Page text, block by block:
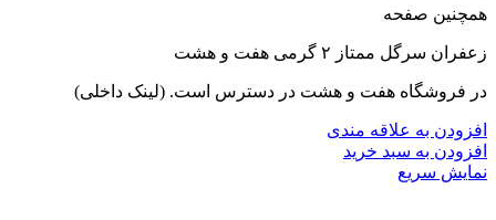
همچنین صفحه
زعفران سرگل ممتاز ۲ گرمی هفت و هشت
در فروشگاه هفت و هشت در دسترس است. (لینک داخلی)
افزودن به علاقه مندی
افزودن به سبد خرید
نمایش سریع